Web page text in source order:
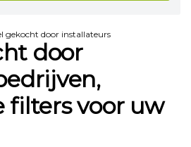
gekocht door installateurs
door
filters voor uw